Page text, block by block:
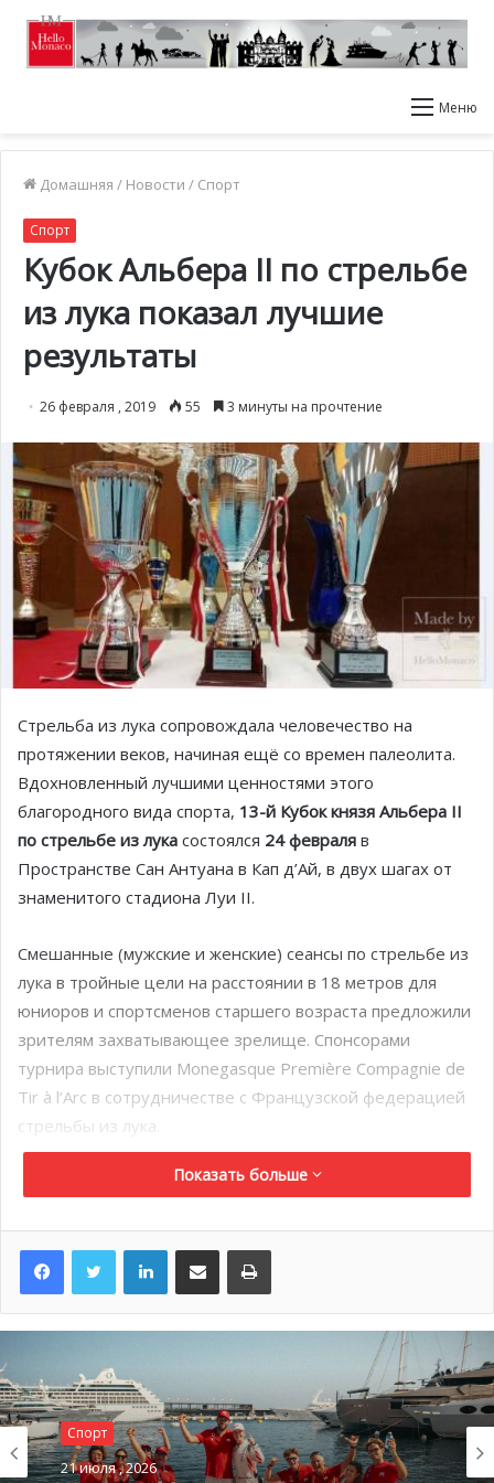
Меню
Домашняя / Новости / Спорт
Спорт
Кубок Альбера II по стрельбе
из лука показал лучшие
результаты
26 февраля , 2019 55 3 минуты на прочтение
Стрельба из лука сопровождала человечество на
протяжении веков, начиная ещё со времен палеолита.
Вдохновленный лучшими ценностями этого
благородного вида спорта, 13-й Кубок князя Альбера II
по стрельбе из лука состоялся 24 февраля в
Пространстве Сан Антуана в Кап д’Ай, в двух шагах от
знаменитого стадиона Луи II.
Смешанные (мужские и женские) сеансы по стрельбе из
лука в тройные цели на расстоянии в 18 метров для
юниоров и спортсменов старшего возраста предложили
зрителям захватывающее зрелище. Спонсорами
турнира выступили Monegasque Première Compagnie de
Tir à l’Arc в сотрудничестве с Французской федерацией
стрельбы из лука.
Показать больше
LinkedInПоделиться по электронной почте Распечатать
Спорт
21 июля , 2026